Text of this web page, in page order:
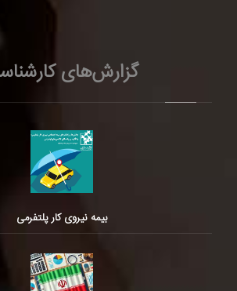
گزارش‌های
بیمه نیروی کار پلتفرمی